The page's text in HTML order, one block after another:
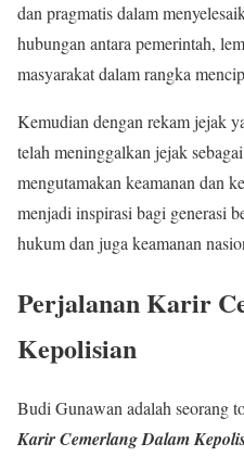
dan pragmatis dalam
hubungan antara pemerintah,
masyarakat dalam rangka
Kemudian dengan rekam jejak
telah meninggalkan jejak
mengutamakan keamanan dan
menjadi inspirasi bagi generasi
hukum dan juga keamanan
Perjalanan Karir
Kepolisian
Budi Gunawan adalah seorang
Karir Cemerlang Dalam